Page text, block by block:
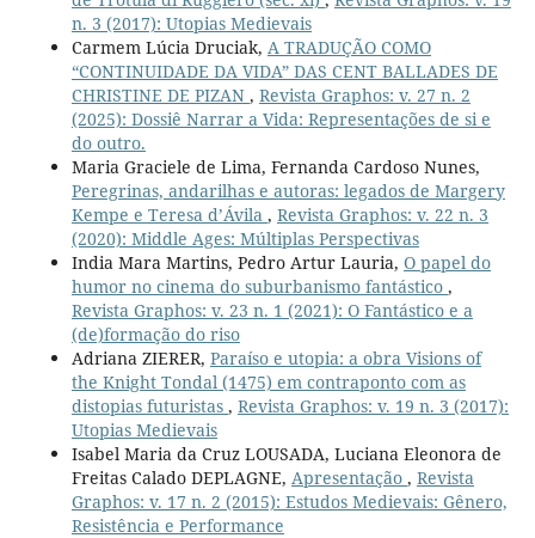
n. 3 (2017): Utopias Medievais
Carmem Lúcia Druciak, A TRADUÇÃO COMO
“CONTINUIDADE DA VIDA” DAS CENT BALLADES DE
CHRISTINE DE PIZAN , Revista Graphos: v. 27 n. 2
(2025): Dossiê Narrar a Vida: Representações de si e
do outro.
Maria Graciele de Lima, Fernanda Cardoso Nunes,
Peregrinas, andarilhas e autoras: legados de Margery
Kempe e Teresa d’Ávila , Revista Graphos: v. 22 n. 3
(2020): Middle Ages: Múltiplas Perspectivas
India Mara Martins, Pedro Artur Lauria, O papel do
humor no cinema do suburbanismo fantástico ,
Revista Graphos: v. 23 n. 1 (2021): O Fantástico e a
(de)formação do riso
Adriana ZIERER, Paraíso e utopia: a obra Visions of
the Knight Tondal (1475) em contraponto com as
distopias futuristas , Revista Graphos: v. 19 n. 3 (2017):
Utopias Medievais
Isabel Maria da Cruz LOUSADA, Luciana Eleonora de
Freitas Calado DEPLAGNE, Apresentação , Revista
Graphos: v. 17 n. 2 (2015): Estudos Medievais: Gênero,
Resistência e Performance